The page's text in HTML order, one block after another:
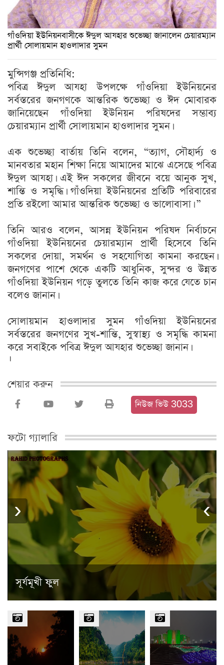
গাঁওদিয়া ইউনিয়নবাসীকে ঈদুল আযহার শুভেচ্ছা জানালেন চেয়ারম্যান
প্রার্থী সোলায়মান হাওলাদার সুমন
মুন্সিগঞ্জ প্রতিনিধি:
পবিত্র ঈদুল আযহা উপলক্ষে গাঁওদিয়া ইউনিয়নের
সর্বস্তরের জনগণকে আন্তরিক শুভেচ্ছা ও ঈদ মোবারক
জানিয়েছেন গাঁওদিয়া ইউনিয়ন পরিষদের সম্ভাব্য
চেয়ারম্যান প্রার্থী সোলায়মান হাওলাদার সুমন।
এক শুভেচ্ছা বার্তায় তিনি বলেন, “ত্যাগ, সৌহার্দ্য ও
মানবতার মহান শিক্ষা নিয়ে আমাদের মাঝে এসেছে পবিত্র
ঈদুল আযহা। এই ঈদ সকলের জীবনে বয়ে আনুক সুখ,
শান্তি ও সমৃদ্ধি। গাঁওদিয়া ইউনিয়নের প্রতিটি পরিবারের
প্রতি রইলো আমার আন্তরিক শুভেচ্ছা ও ভালোবাসা। ”
তিনি আরও বলেন, আসন্ন ইউনিয়ন পরিষদ নির্বাচনে
গাঁওদিয়া ইউনিয়নের চেয়ারম্যান প্রার্থী হিসেবে তিনি
সকলের দোয়া, সমর্থন ও সহযোগিতা কামনা করছেন।
জনগণের পাশে থেকে একটি আধুনিক, সুন্দর ও উন্নত
গাঁওদিয়া ইউনিয়ন গড়ে তুলতে তিনি কাজ করে যেতে চান
বলেও জানান।
সোলায়মান হাওলাদার সুমন গাঁওদিয়া ইউনিয়নের
সর্বস্তরের জনগণের সুখ-শান্তি, সুস্বাস্থ্য ও সমৃদ্ধি কামনা
করে সবাইকে পবিত্র ঈদুল আযহার শুভেচ্ছা জানান।
শেয়ার করুন
নিউজ ভিউ 3033
ফটো গ্যালারি
সূর্যমূখী ফুল
‹
›